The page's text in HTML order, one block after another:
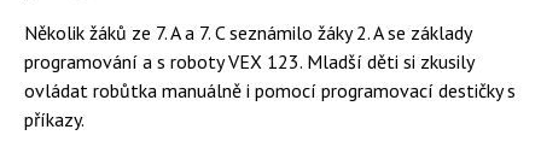
Několik žáků ze 7. A a 7. C seznámilo žáky 2. A se základy
programování a s roboty VEX 123. Mladší děti si zkusily
ovládat robůtka manuálně i pomocí programovací destičky s
příkazy.